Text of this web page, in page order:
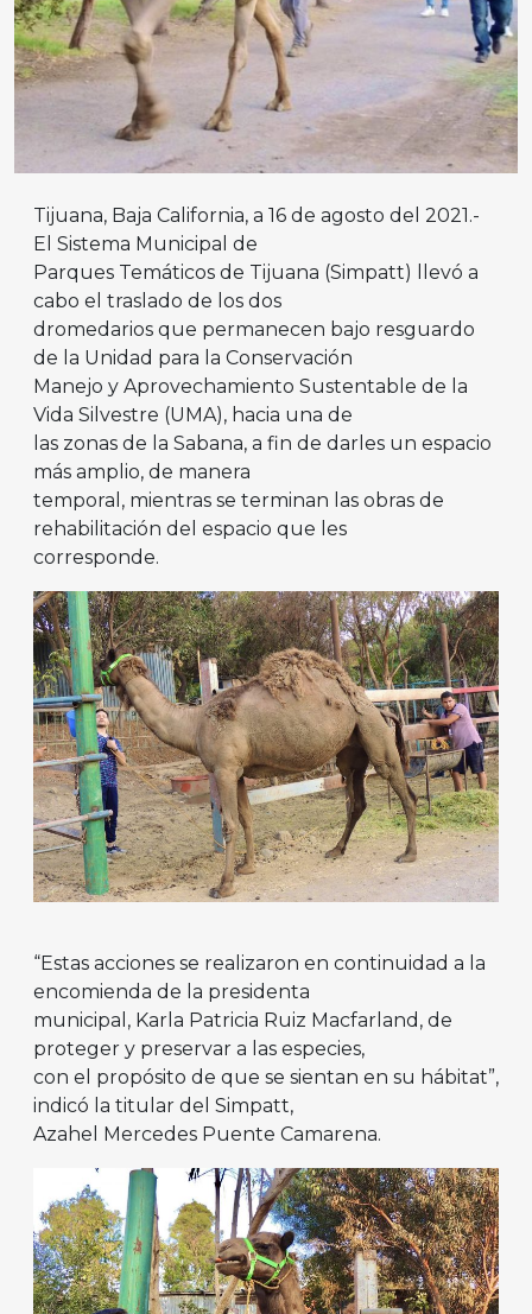
Tijuana, Baja California, a 16 de agosto del 2021.-
El Sistema Municipal de
Parques Temáticos de Tijuana (Simpatt) llevó a
cabo el traslado de los dos
dromedarios que permanecen bajo resguardo
de la Unidad para la Conservación
Manejo y Aprovechamiento Sustentable de la
Vida Silvestre (UMA), hacia una de
las zonas de la Sabana, a fin de darles un espacio
más amplio, de manera
temporal, mientras se terminan las obras de
rehabilitación del espacio que les
corresponde.
“Estas acciones se realizaron en continuidad a la
encomienda de la presidenta
municipal, Karla Patricia Ruiz Macfarland, de
proteger y preservar a las especies,
con el propósito de que se sientan en su hábitat”,
indicó la titular del Simpatt,
Azahel Mercedes Puente Camarena.